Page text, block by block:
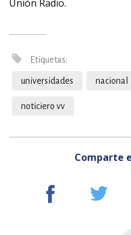
Unión Radio.
Etiquetas:
universidades nacional
noticiero vv
Comparte